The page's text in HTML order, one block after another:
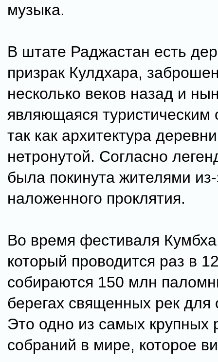
музыка.
В штате Раджастан есть
призрак Кулдхара,
несколько веков назад и
являющаяся туристическим
так как архитектура
нетронутой. Согласно
была покинута жителями
наложенного проклятия.
Во время фестиваля
который проводится раз в
собираются 150 млн
берегах священных рек для
Это одно из самых крупных
собраний в мире, которое